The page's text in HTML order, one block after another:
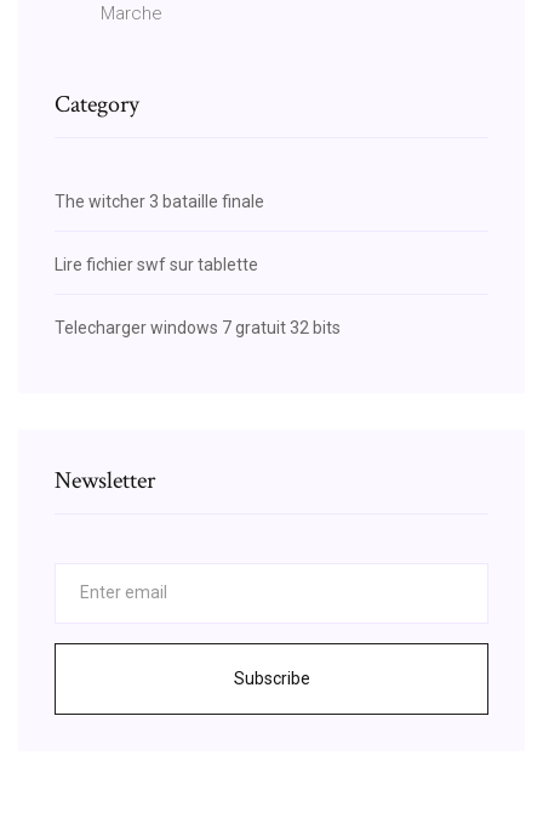
Marche
Category
The witcher 3 bataille finale
Lire fichier swf sur tablette
Telecharger windows 7 gratuit 32 bits
Newsletter
Subscribe